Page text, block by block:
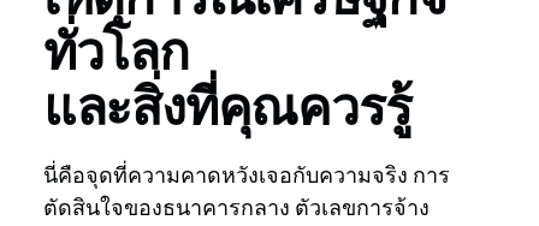
ทั่วโลก
และสิ่งที่คุณควรรู้
นี่คือจุดที่ความคาดหวังเจอกับความจริง การ
ตัดสินใจของธนาคารกลาง ตัวเลขการจ้าง